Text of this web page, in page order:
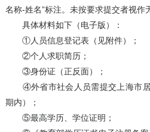
名称-姓名”标注。未按要求提交者视作
具体材料如下（电子版）：
①人员信息登记表（见附件）；
②个人求职简历；
③身份证（正反面）；
④外省市社会人员需提交上海市居
期内）；
⑤最高学历、学位证明；